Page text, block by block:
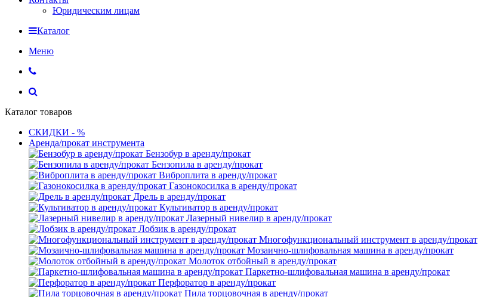
Юридическим лицам
Каталог
Меню
Каталог товаров
СКИДКИ - %
Аренда/прокат инструмента
Бензобур в аренду/прокат
Бензопила в аренду/прокат
Виброплита в аренду/прокат
Газонокосилка в аренду/прокат
Дрель в аренду/прокат
Культиватор в аренду/прокат
Лазерный нивелир в аренду/прокат
Лобзик в аренду/прокат
Многофункциональный инструмент в аренду/прокат
Мозаично-шлифовальная машина в аренду/прокат
Молоток отбойный в аренду/прокат
Паркетно-шлифовальная машина в аренду/прокат
Перфоратор в аренду/прокат
Пила торцовочная в аренду/прокат